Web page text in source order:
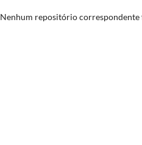
Nenhum repositório